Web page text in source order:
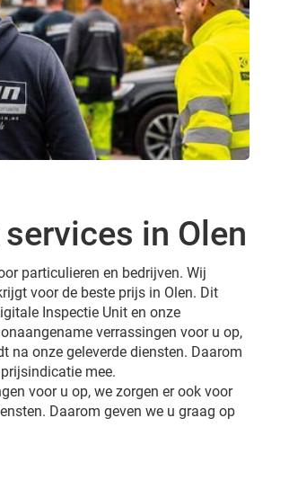
in Olen
particulieren en bedrijven. Wij
voor de beste prijs in Olen. Dit
Inspectie Unit en onze
verrassingen voor u op,
na onze geleverde diensten. Daarom
mee.
voor u op, we zorgen er ook voor
Daarom geven we u graag op